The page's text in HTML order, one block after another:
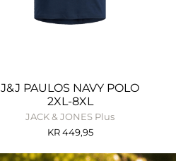
J&J PAULOS NAVY POLO
2XL-8XL
JACK & JONES Plus
KR449,95